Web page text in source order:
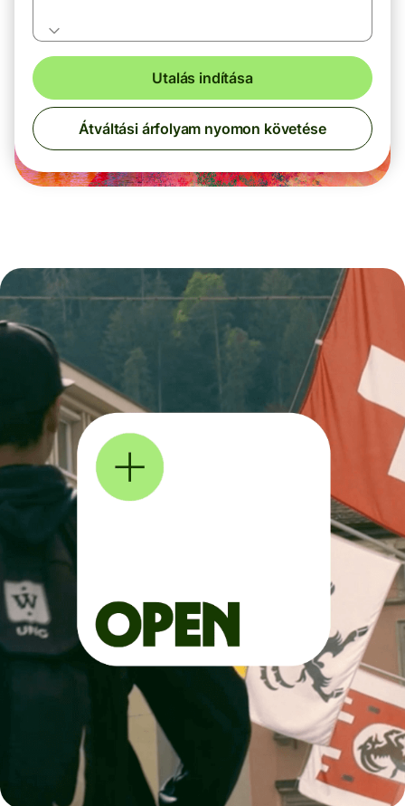
Utalás indítása
Átváltási árfolyam nyomon követése